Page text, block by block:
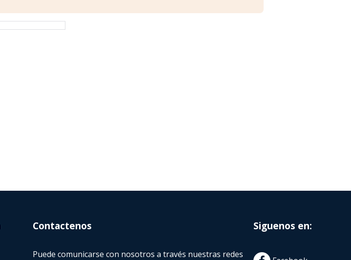
Contactenos
Puede comunicarse con nosotros a través nuestras redes
Siguenos en: